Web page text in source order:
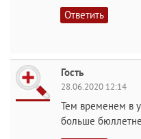
Ответить
Гость
28.06.2020 12:14
Тем временем в
больше